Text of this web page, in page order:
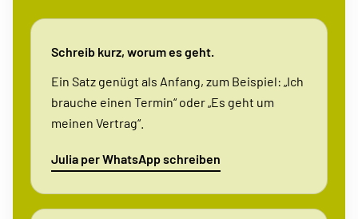
Schreib kurz, worum es geht.
Ein Satz genügt als Anfang, zum Beispiel: „Ich
brauche einen Termin“ oder „Es geht um
meinen Vertrag“.
Julia per WhatsApp schreiben